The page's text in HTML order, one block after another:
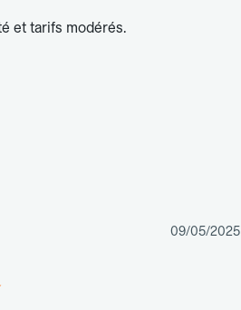
et tarifs modérés.
09/05/2025